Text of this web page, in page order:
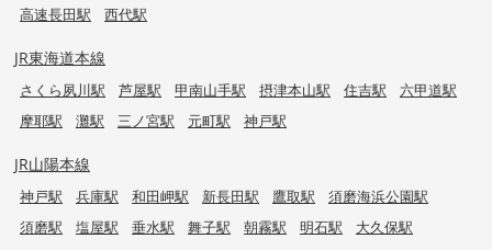
高速長田駅
西代駅
JR東海道本線
さくら夙川駅 芦屋駅 甲南山手駅 摂津本山駅 住吉駅
六甲道駅
摩耶駅
灘駅 三ノ宮駅 元町駅 神戸駅
JR山陽本線
神戸駅 兵庫駅 和田岬駅 新長田駅 鷹取駅
須磨海浜公園駅
須磨駅
塩屋駅 垂水駅 舞子駅 朝霧駅 明石駅 大久保駅